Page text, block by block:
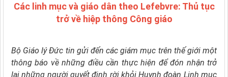
Các linh mục và giáo dân theo Lefebvre: Thủ tục
trở về hiệp thông Công giáo
Bộ Giáo lý Đức tin gửi đến các giám mục trên thế giới một
thông báo về những điều cần thực hiện để đón nhận trở
lại những người quyết định rời khỏi Huynh đoàn Linh mục